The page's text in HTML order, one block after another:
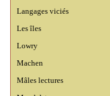
Langages viciés
Les îles
Lowry
Machen
Mâles lectures